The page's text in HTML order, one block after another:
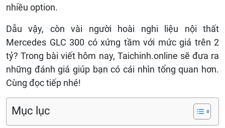
nhiều option.
Dẫu vậy, còn vài người hoài nghi liệu nội thất
Mercedes GLC 300 có xứng tầm với mức giá trên 2
tỷ? Trong bài viết hôm nay, Taichinh.online sẽ đưa ra
những đánh giá giúp bạn có cái nhìn tổng quan hơn.
Cùng đọc tiếp nhé!
Mục lục